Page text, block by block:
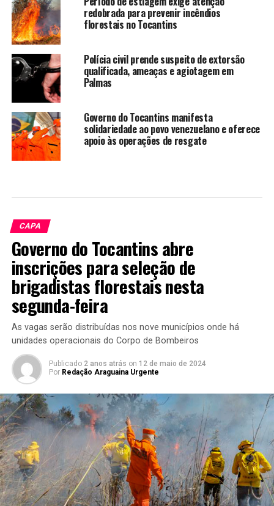
redobrada para prevenir incêndios
florestais no Tocantins
Polícia civil prende suspeito de extorsão
qualificada, ameaças e agiotagem em
Palmas
Governo do Tocantins manifesta
solidariedade ao povo venezuelano e oferece
apoio às operações de resgate
CAPA
Governo do Tocantins abre
inscrições para seleção de
brigadistas florestais nesta
segunda-feira
As vagas serão distribuídas nos nove municípios onde há
unidades operacionais do Corpo de Bombeiros
Publicado 2 anos atrás on 12 de maio de 2024
Por Redação Araguaina Urgente